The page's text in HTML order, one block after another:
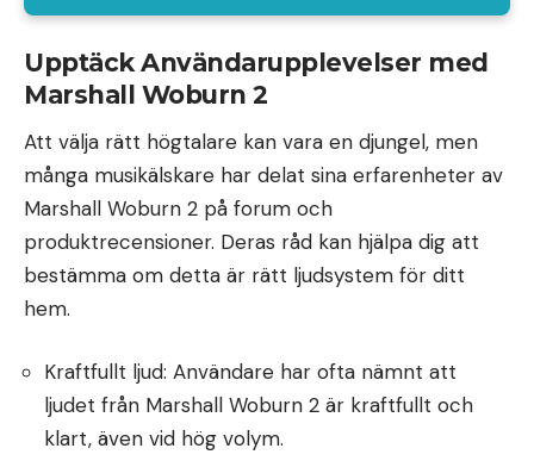
Upptäck Användarupplevelser med
Marshall Woburn 2
Att välja rätt högtalare kan vara en djungel, men
många musikälskare har delat sina erfarenheter av
Marshall Woburn 2 på forum och
produktrecensioner. Deras råd kan hjälpa dig att
bestämma om detta är rätt ljudsystem för ditt
hem.
Kraftfullt ljud: Användare har ofta nämnt att
ljudet från Marshall Woburn 2 är kraftfullt och
klart, även vid hög volym.